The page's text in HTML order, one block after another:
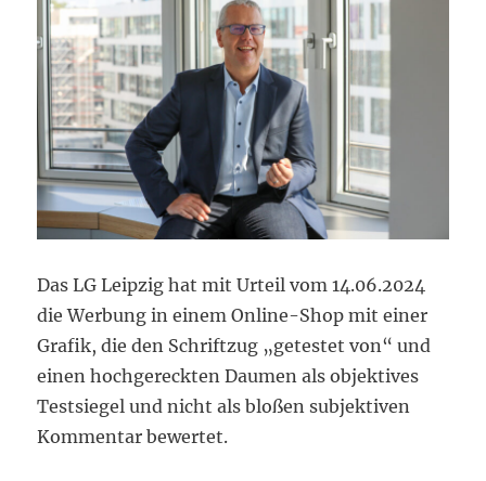
Das LG Leipzig hat mit Urteil vom 14.06.2024
die Werbung in einem Online-Shop mit einer
Grafik, die den Schriftzug „getestet von“ und
einen hochgereckten Daumen als objektives
Testsiegel und nicht als bloßen subjektiven
Kommentar bewertet.